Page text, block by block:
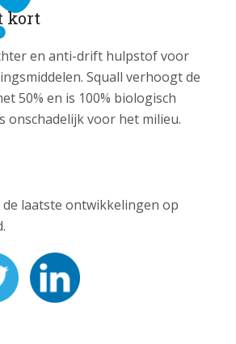
kort
en anti-drift hulpstof voor
Squall verhoogt de
50% en is 100% biologisch
onschadelijk voor het milieu.
laatste ontwikkelingen op